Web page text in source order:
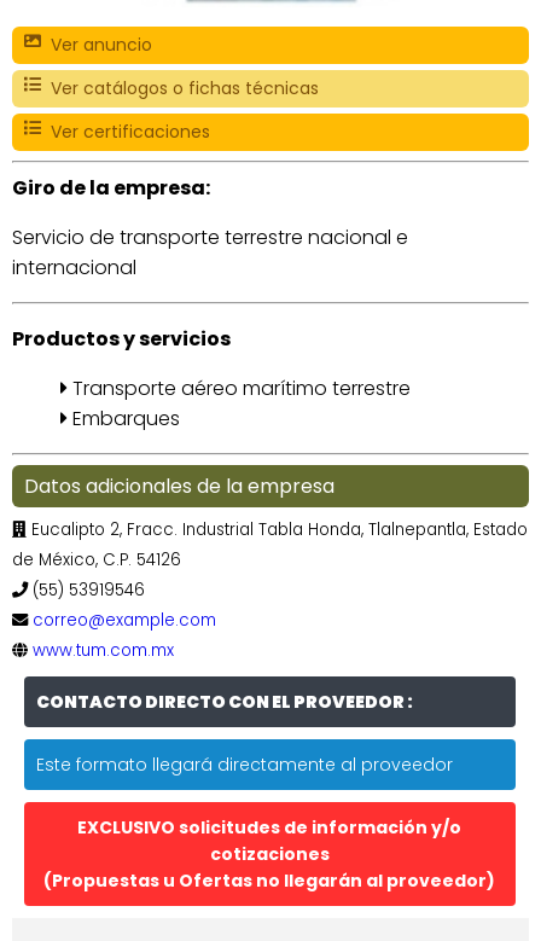
Ver anuncio
Ver catálogos o fichas técnicas
Ver certificaciones
Giro de la empresa:
Servicio de transporte terrestre nacional e
internacional
Productos y servicios
Transporte aéreo marítimo terrestre
Embarques
Datos adicionales de la empresa
Eucalipto 2, Fracc. Industrial Tabla Honda, Tlalnepantla, Estado
de México, C.P. 54126
(55) 53919546
correo@example.com
www.tum.com.mx
CONTACTO DIRECTO CON EL PROVEEDOR :
Este formato llegará directamente al proveedor
EXCLUSIVO solicitudes de información y/o
cotizaciones
(Propuestas u Ofertas no llegarán al proveedor)